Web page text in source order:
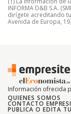
INFORMA D&B S.A.
dirígete acreditando
Avenida de Europa,
Información ofrecida
QUIENES SOMOS
CONTACTO
PUBLICA O EDITA